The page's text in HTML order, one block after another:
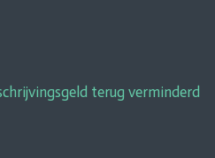
terug verminderd